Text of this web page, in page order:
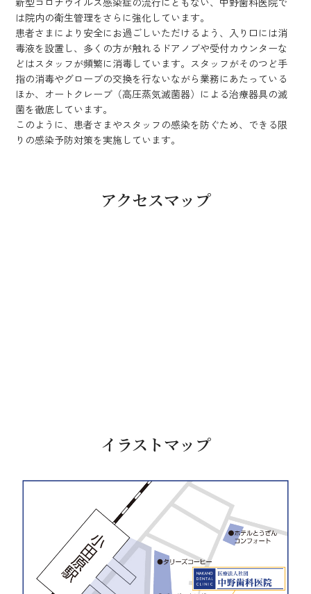
は院内の衛生管理をさらに強化しています。
患者さまにより安全にお過ごしいただけるよう、入り口には消
毒液を設置し、多くの方が触れるドアノブや受付カウンターな
どはスタッフが頻繁に消毒しています。スタッフがそのつど手
指の消毒やグローブの交換を行ないながら業務にあたっている
ほか、オートクレーブ（高圧蒸気滅菌器）による治療器具の滅
菌を徹底しています。
このように、患者さまやスタッフの感染を防ぐため、できる限
りの感染予防対策を実施しています。
アクセスマップ
イラストマップ